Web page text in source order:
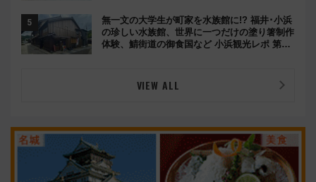
無一文の大学生が町家を水族館に!? 福井･小浜
の珍しい水族館、世界に一つだけの塗り箸制作
体験、鯖街道の御食国など 小浜観光レポ 第2
VIEW ALL